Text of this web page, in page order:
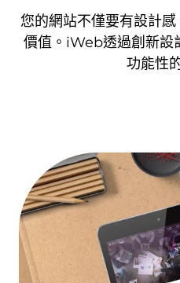
您的網站不僅要有設計
價值。iWeb透過創新設
功能性